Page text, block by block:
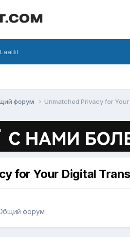
форум Unmatched Privacy for
for Your Digital
форум